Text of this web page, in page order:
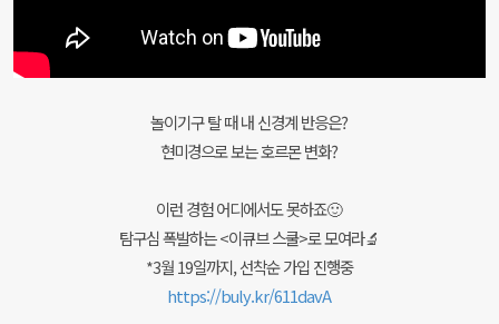
놀이기구 탈 때 내 신경계 반응은?
현미경으로 보는 호르몬 변화?
이런 경험 어디에서도 못하죠🙂
탐구심 폭발하는 <이큐브 스쿨>로 모여라🔬
*3월 19일까지, 선착순 가입 진행중
https://buly.kr/611davA